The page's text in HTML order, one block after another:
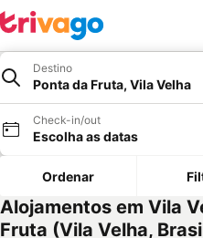
Destino
Ponta da Fruta, Vila Velha
Check-in/out
Escolha as datas
Ordenar
Alojamentos em Vila
Fruta (Vila Velha,